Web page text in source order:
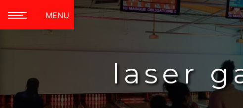
MENU
laser
Panneau de gestion des cookies